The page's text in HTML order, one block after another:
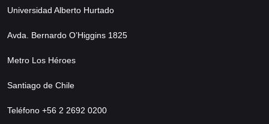
Universidad Alberto Hurtado
Avda. Bernardo O’Higgins 1825
Metro Los Héroes
Santiago de Chile
Teléfono +56 2 2692 0200